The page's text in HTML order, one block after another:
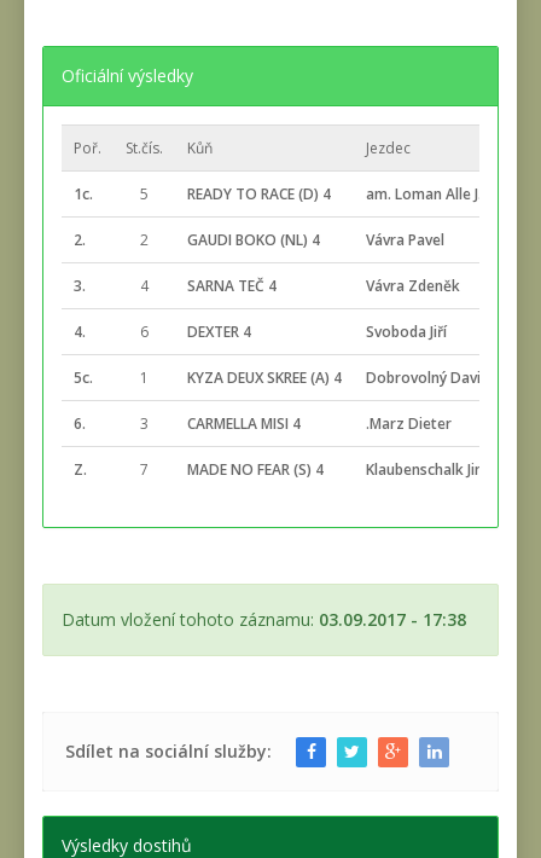
Oficiální výsledky
Poř. St.čís. Kůň Jezdec
1c. 5 READY TO RACE (D) 4 am. Loman Alle J.M.
2. 2 GAUDI BOKO (NL) 4 Vávra Pavel
3. 4 SARNA TEČ 4 Vávra Zdeněk
4. 6 DEXTER 4 Svoboda Jiří
5c. 1 KYZA DEUX SKREE (A) 4 Dobrovolný David
6. 3 CARMELLA MISI 4 .Marz Dieter
Z. 7 MADE NO FEAR (S) 4 Klaubenschalk Jindřich
Datum vložení tohoto záznamu: 03.09.2017 - 17:38
Sdílet na sociální služby:
Výsledky dostihů